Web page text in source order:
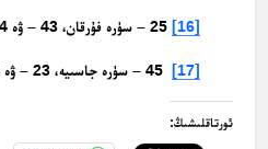
[16] 25 – سۈرە فۇرقان، 43 – ۋە 44 – ئايەتلەر.
[17] 45 – سۈرە جاسىيە، 23 – ۋە 24 – ئايەتلەر.
ئورتاقلىشىڭ: